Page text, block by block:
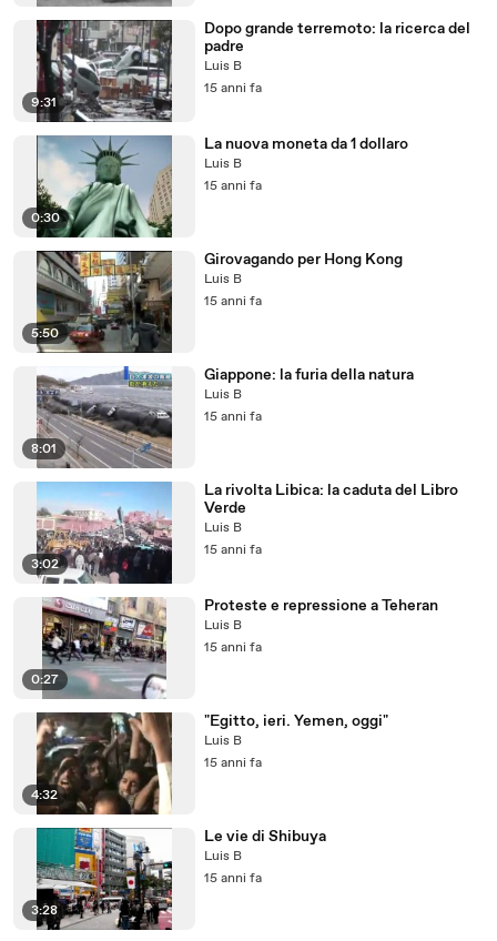
9:31
Dopo grande terremoto: la ricerca del
padre
Luis B
15 anni fa
0:30
La nuova moneta da 1 dollaro
Luis B
15 anni fa
5:50
Girovagando per Hong Kong
Luis B
15 anni fa
8:01
Giappone: la furia della natura
Luis B
15 anni fa
3:02
La rivolta Libica: la caduta del Libro
Verde
Luis B
15 anni fa
0:27
Proteste e repressione a Teheran
Luis B
15 anni fa
4:32
"Egitto, ieri. Yemen, oggi"
Luis B
15 anni fa
3:28
Le vie di Shibuya
Luis B
15 anni fa